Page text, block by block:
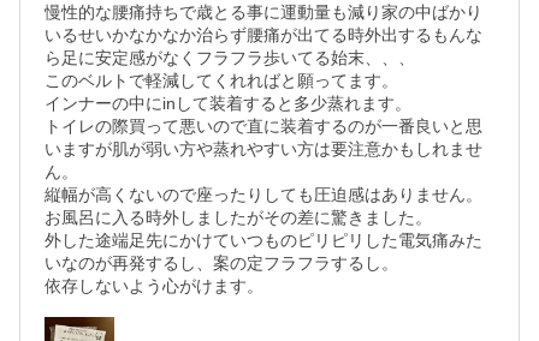
慢性的な腰痛持ちで歳とる事に運動量も減り家の中ばかり
いるせいかなかなか治らず腰痛が出てる時外出するもんな
ら足に安定感がなくフラフラ歩いてる始末、、、
このベルトで軽減してくれればと願ってます。
インナーの中にinして装着すると多少蒸れます。
トイレの際買って悪いので直に装着するのが一番良いと思
いますが肌が弱い方や蒸れやすい方は要注意かもしれませ
ん。
縦幅が高くないので座ったりしても圧迫感はありません。
お風呂に入る時外しましたがその差に驚きました。
外した途端足先にかけていつものピリピリした電気痛みた
いなのが再発するし、案の定フラフラするし。
依存しないよう心がけます。